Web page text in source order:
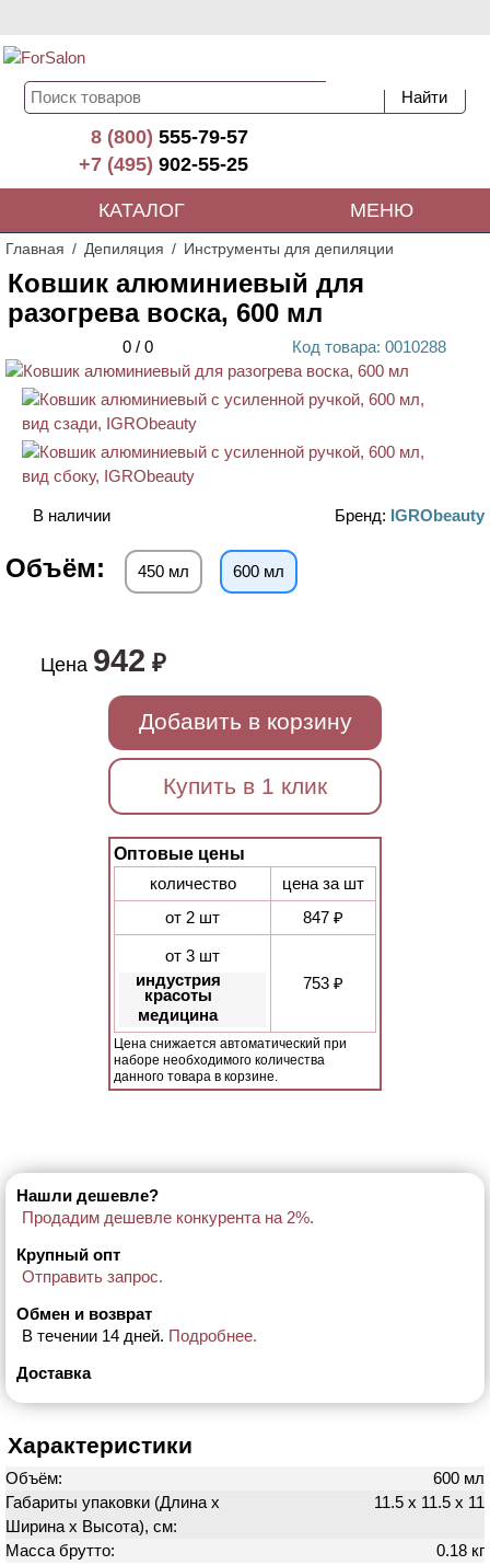
8 (800)555-79-57
+7 (495)902-55-25
КАТАЛОГ МЕНЮ
Главная Депиляция Инструменты для депиляции
Ковшик алюминиевый для
разогрева воска, 600 мл
0 / 0 Код товара: 0010288
В наличии Бренд: IGRObeauty
Объём: 450 мл 600 мл
Цена 942 ₽
Добавить в корзину
Купить в 1 клик
Оптовые цены
количество
цена за шт
от 2 шт
847 ₽
от 3 шт
индустрия
красоты
медицина
753 ₽
Цена снижается автоматический при
наборе необходимого количества
данного товара в корзине.
Нашли дешевле?
Продадим дешевле конкурента на 2%.
Крупный опт
Отправить запрос.
Обмен и возврат
В течении 14 дней. Подробнее.
Доставка
Характеристики
Объём:
600 мл
Габариты упаковки (Длина х
Ширина х Высота), см:
11.5 х 11.5 х 11
Масса брутто: 0.18 кг